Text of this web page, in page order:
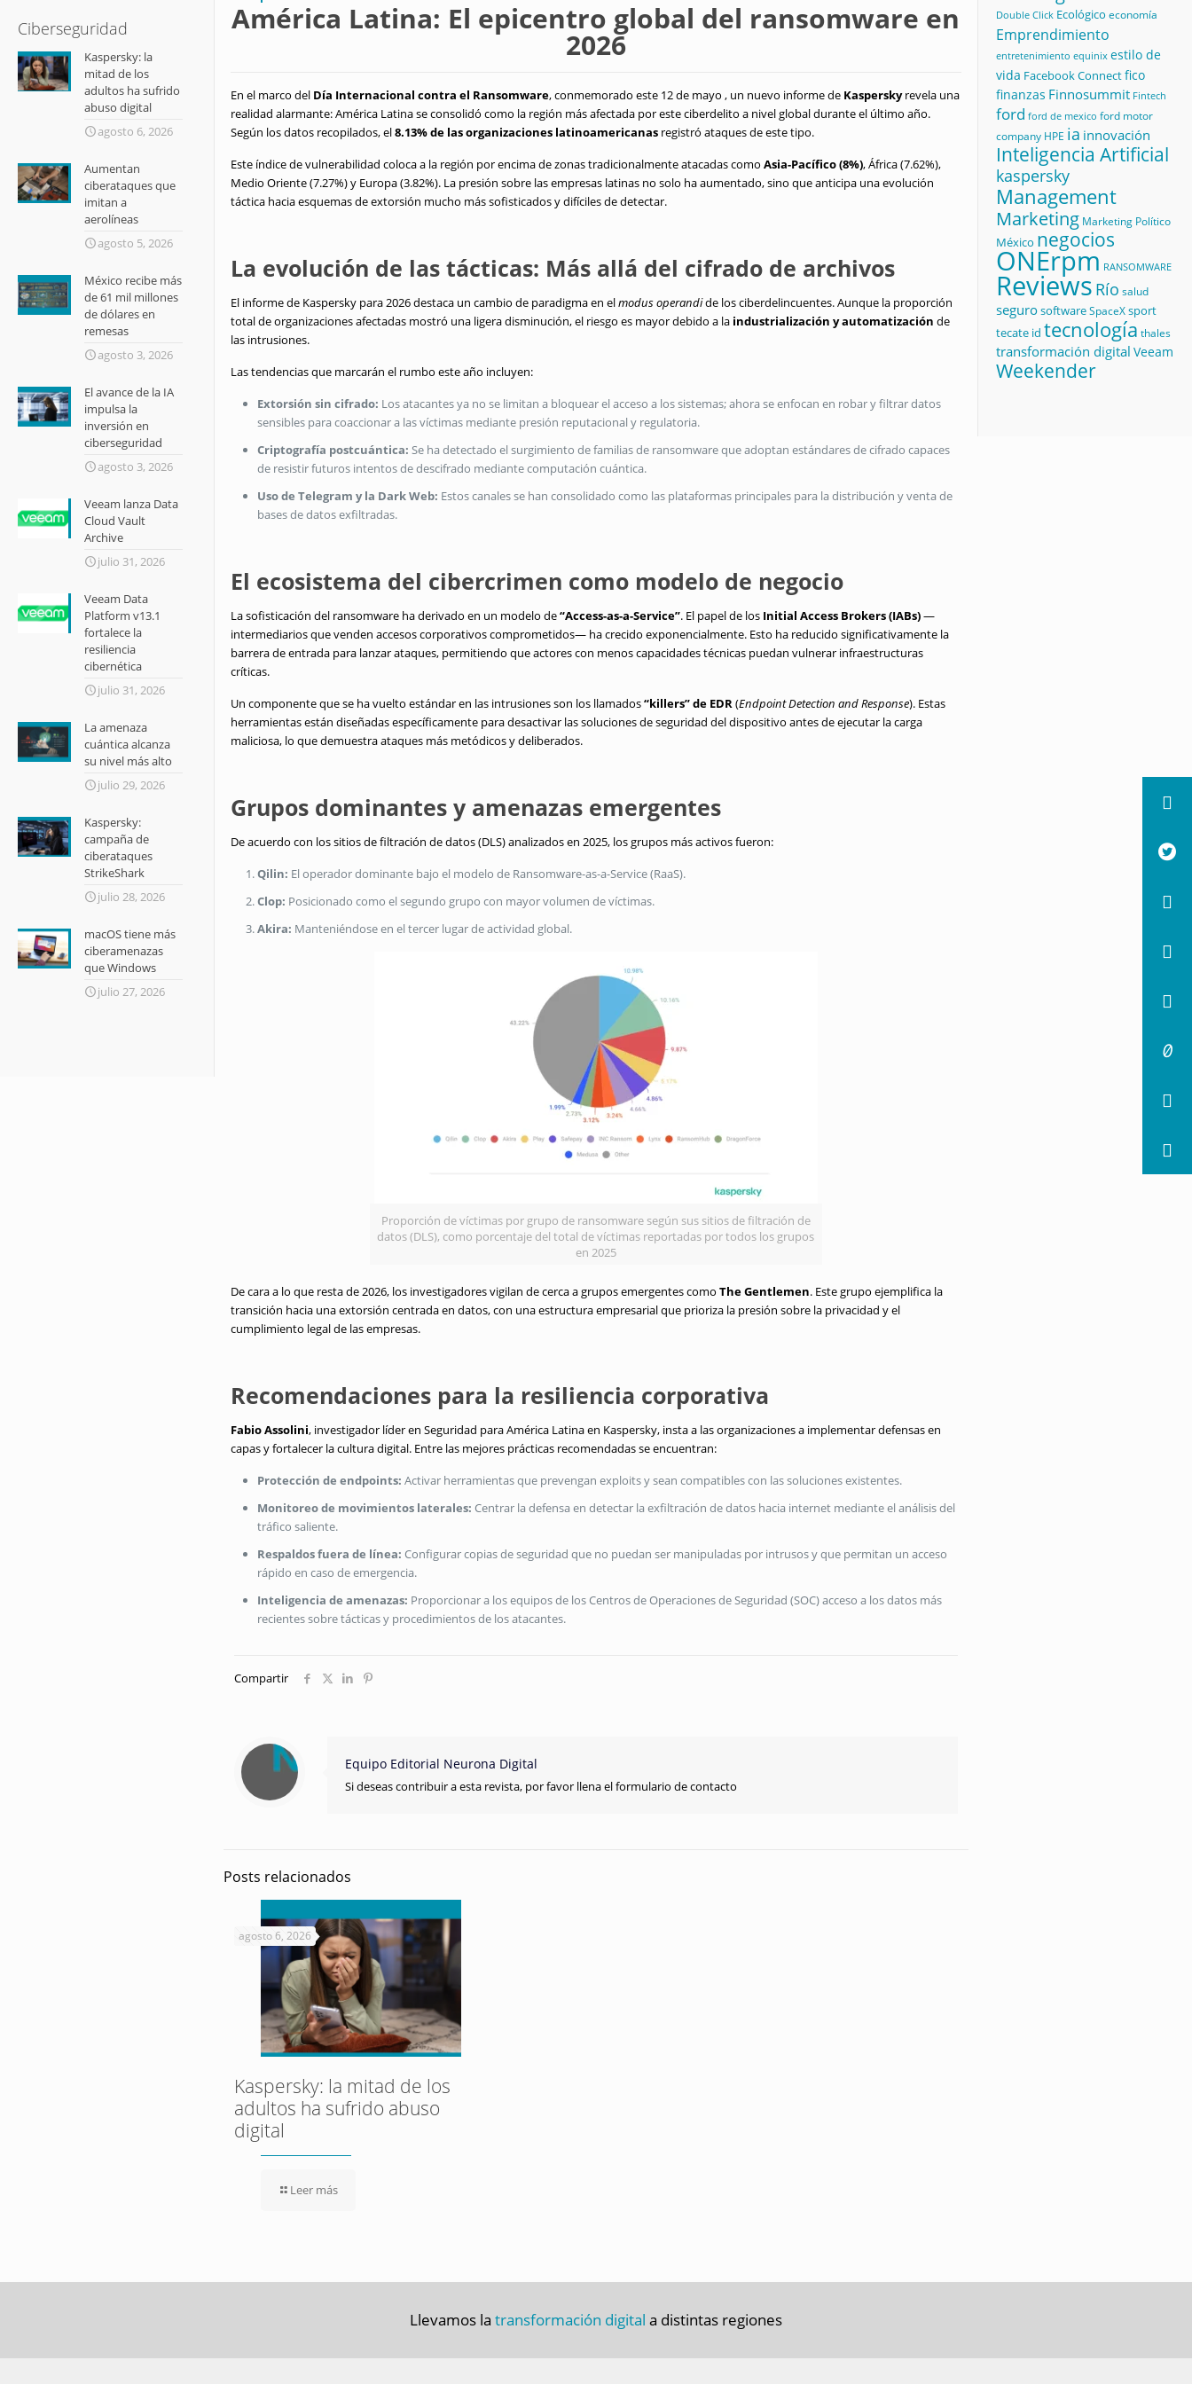
América Latina: El epicentro global del ransomware en
2026
En el marco del Día Internacional contra el Ransomware, conmemorado este 12 de mayo , un nuevo informe de Kasperskyrevela una
realidad alarmante: América Latina se consolidó como la región más afectada por este ciberdelito a nivel global durante el último año.
Según los datos recopilados, el8.13% de las organizaciones latinoamericanas registró ataques de este tipo.
Este índice de vulnerabilidad coloca a la región por encima de zonas tradicionalmente atacadas comoAsia-Pacífico (8%), África (7.62%),
Medio Oriente (7.27%) y Europa (3.82%). La presión sobre las empresas latinas no solo ha aumentado, sino que anticipa una evolución
táctica hacia esquemas de extorsión mucho más sofisticados y difíciles de detectar.
La evolución de las tácticas: Más allá del cifrado de archivos
El informe de Kaspersky para 2026 destaca un cambio de paradigma en elmodus operandide los ciberdelincuentes. Aunque la proporción
total de organizaciones afectadas mostró una ligera disminución, el riesgo es mayor debido a la industrialización y automatización de
las intrusiones.
Las tendencias que marcarán el rumbo este año incluyen:
Extorsión sin cifrado: Los atacantes ya no se limitan a bloquear el acceso a los sistemas; ahora se enfocan en robar y filtrar datos
sensibles para coaccionar a las víctimas mediante presión reputacional y regulatoria.
Criptografía postcuántica: Se ha detectado el surgimiento de familias de ransomware que adoptan estándares de cifrado capaces
de resistir futuros intentos de descifrado mediante computación cuántica.
Uso de Telegram y la Dark Web: Estos canales se han consolidado como las plataformas principales para la distribución y venta de
bases de datos exfiltradas.
El ecosistema del cibercrimen como modelo de negocio
La sofisticación del ransomware ha derivado en un modelo de“Access-as-a-Service”. El papel de los Initial Access Brokers (IABs)—
intermediarios que venden accesos corporativos comprometidos— ha crecido exponencialmente. Esto ha reducido significativamente la
barrera de entrada para lanzar ataques, permitiendo que actores con menos capacidades técnicas puedan vulnerar infraestructuras
críticas.
Un componente que se ha vuelto estándar en las intrusiones son los llamados“killers” de EDR(Endpoint Detection and Response). Estas
herramientas están diseñadas específicamente para desactivar las soluciones de seguridad del dispositivo antes de ejecutar la carga
maliciosa, lo que demuestra ataques más metódicos y deliberados.
Grupos dominantes y amenazas emergentes
De acuerdo con los sitios de filtración de datos (DLS) analizados en 2025, los grupos más activos fueron:
Qilin: El operador dominante bajo el modelo de Ransomware-as-a-Service (RaaS).
Clop: Posicionado como el segundo grupo con mayor volumen de víctimas.
Akira: Manteniéndose en el tercer lugar de actividad global.
Proporción de víctimas por grupo de ransomware según sus sitios de filtración de
datos (DLS), como porcentaje del total de víctimas reportadas por todos los grupos
en 2025
De cara a lo que resta de 2026, los investigadores vigilan de cerca a grupos emergentes comoThe Gentlemen. Este grupo ejemplifica la
transición hacia una extorsión centrada en datos, con una estructura empresarial que prioriza la presión sobre la privacidad y el
cumplimiento legal de las empresas.
Recomendaciones para la resiliencia corporativa
Fabio Assolini, investigador líder en Seguridad para América Latina en Kaspersky, insta a las organizaciones a implementar defensas en
capas y fortalecer la cultura digital. Entre las mejores prácticas recomendadas se encuentran:
Protección de endpoints: Activar herramientas que prevengan exploits y sean compatibles con las soluciones existentes.
Monitoreo de movimientos laterales: Centrar la defensa en detectar la exfiltración de datos hacia internet mediante el análisis del
tráfico saliente.
Respaldos fuera de línea: Configurar copias de seguridad que no puedan ser manipuladas por intrusos y que permitan un acceso
rápido en caso de emergencia.
Inteligencia de amenazas: Proporcionar a los equipos de los Centros de Operaciones de Seguridad (SOC) acceso a los datos más
recientes sobre tácticas y procedimientos de los atacantes.
Compartir
Equipo Editorial Neurona Digital
Si deseas contribuir a esta revista, por favor llena el formulario de contacto
Posts relacionados
agosto 6, 2026
Kaspersky: la mitad de los
adultos ha sufrido abuso
digital
Leer más
Ciberseguridad
Kaspersky: la
mitad de los
adultos ha sufrido
abuso digital
agosto 6, 2026
Aumentan
ciberataques que
imitan a
aerolíneas
agosto 5, 2026
México recibe más
de 61 mil millones
de dólares en
remesas
agosto 3, 2026
El avance de la IA
impulsa la
inversión en
ciberseguridad
agosto 3, 2026
Veeam lanza Data
Cloud Vault
Archive
julio 31, 2026
Veeam Data
Platform v13.1
fortalece la
resiliencia
cibernética
julio 31, 2026
La amenaza
cuántica alcanza
su nivel más alto
julio 29, 2026
Kaspersky:
campaña de
ciberataques
StrikeShark
julio 28, 2026
macOS tiene más
ciberamenazas
que Windows
julio 27, 2026
Double Click Ecológico economía
Emprendimiento
entretenimiento equinix estilo de
vida Facebook Connectfico
finanzas Finnosummit Fintech
ford ford de mexico ford motor
company HPE ia innovación
Inteligencia Artificial
kaspersky
Management
Marketing Marketing Político
México negocios
ONErpm RANSOMWARE
Reviews Río salud
segurosoftwareSpaceXsport
tecate id tecnología thales
transformación digital Veeam
Weekender
Llevamos la transformación digital a distintas regiones